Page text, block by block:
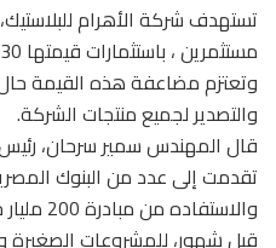
تستهدف شركة الأهرام
وتعتزم مضاعفة هذه القيمة
والتصدير لجميع منتجات الشركة.
قال المهندس سمير سرحان،
تقدمت إلى عدد من البنوك
قبل شهور، للمشروعات الصغيرة